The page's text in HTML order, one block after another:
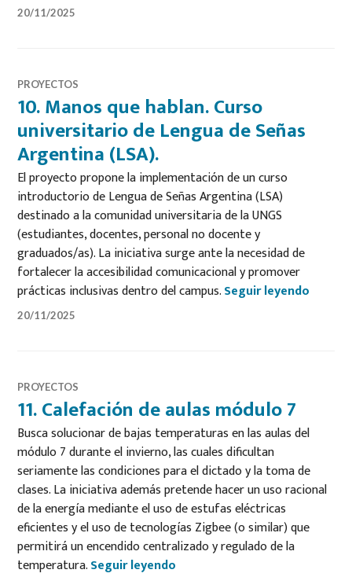
20/11/2025
PROYECTOS
10. Manos que hablan. Curso
universitario de Lengua de Señas
Argentina (LSA).
El proyecto propone la implementación de un curso
introductorio de Lengua de Señas Argentina (LSA)
destinado a la comunidad universitaria de la UNGS
(estudiantes, docentes, personal no docente y
graduados/as). La iniciativa surge ante la necesidad de
fortalecer la accesibilidad comunicacional y promover
prácticas inclusivas dentro del campus.Seguir leyendo
20/11/2025
PROYECTOS
11. Calefación de aulas módulo 7
Busca solucionar de bajas temperaturas en las aulas del
módulo 7 durante el invierno, las cuales dificultan
seriamente las condiciones para el dictado y la toma de
clases. La iniciativa además pretende hacer un uso racional
de la energía mediante el uso de estufas eléctricas
eficientes y el uso de tecnologías Zigbee (o similar) que
permitirá un encendido centralizado y regulado de la
temperatura.Seguir leyendo